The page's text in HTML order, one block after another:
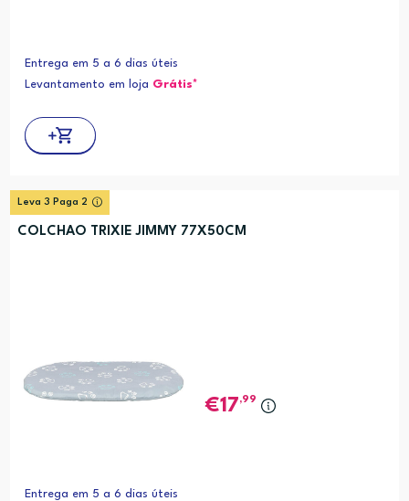
Entrega em 5 a 6 dias úteis
Levantamento em loja Grátis*
Leva 3 Paga 2
COLCHAO TRIXIE JIMMY 77X50CM
17,99
Entrega em 5 a 6 dias úteis